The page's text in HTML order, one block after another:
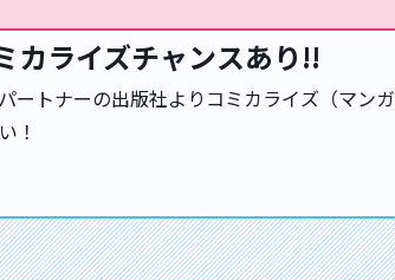
カライズチャンスあり!!
ートナーの出版社よりコミカライズ（マンガ
！